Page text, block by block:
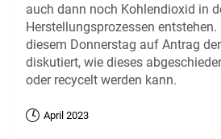
auch dann noch Kohlendioxid in
Herstellungsprozessen
diesem Donnerstag auf Antrag
diskutiert, wie dieses
oder recycelt werden kann.
April 2023